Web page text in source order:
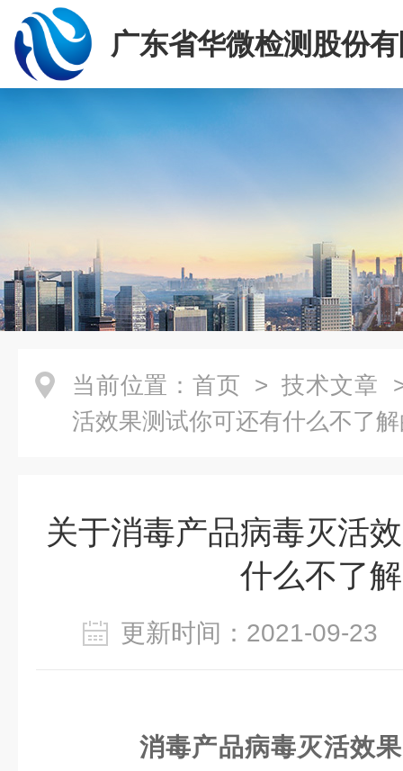
广东省华微检测股份
当前位置： 首页 > 技术文章
活效果测试你可还有什么不了
关于消毒产品病毒灭活
什么不了
更新时间：2021-09-
消毒产品病毒灭活效